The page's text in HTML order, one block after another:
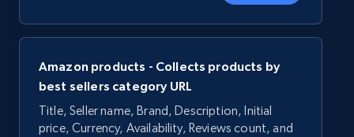
Amazon products - Collects products by
best sellers category URL
Title, Seller name, Brand, Description, Initial
price, Currency, Availability, Reviews count, and